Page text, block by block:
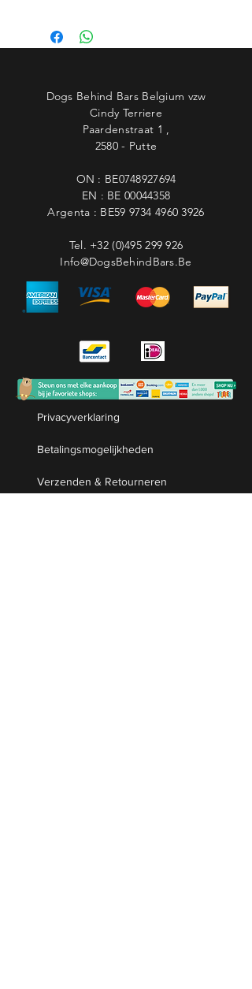
Dogs Behind Bars Belgium vzw
Cindy Terriere
Paardenstraat 1 ,
2580 - Putte
ON : BE0748927694
EN : BE 00044358
Argenta : BE59 9734 4960 3926
Tel. +32 (0)495 299 926
Info@DogsBehindBars.Be
Privacyverklaring
Betalingsmogelijkheden
Verzenden & Retourneren